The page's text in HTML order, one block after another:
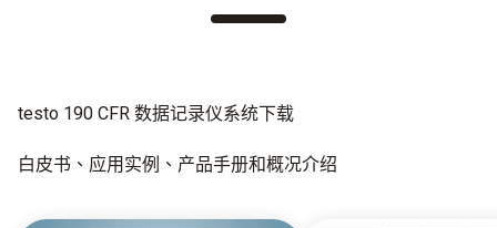
testo 190 CFR 数据记录仪系统下载
白皮书、应用实例、产品手册和概况介绍